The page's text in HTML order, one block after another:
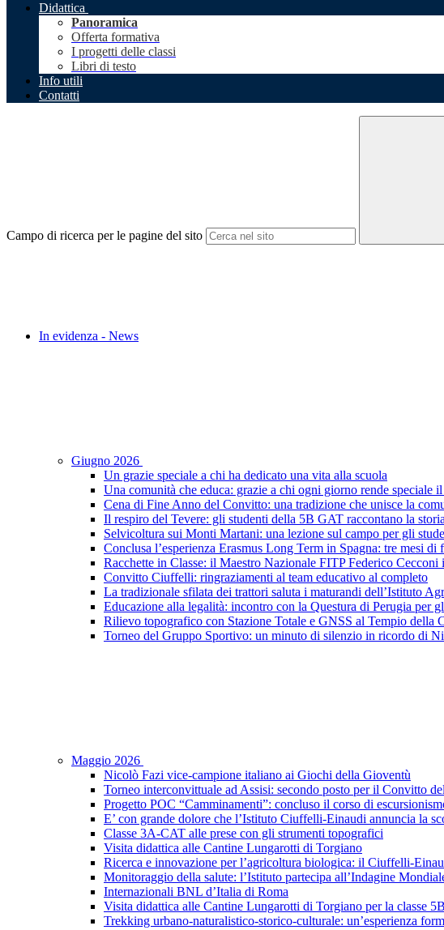
Didattica
Panoramica
Offerta formativa
I progetti delle classi
Libri di testo
Info utili
Contatti
Campo di ricerca per le pagine del sito
In evidenza - News
Giugno 2026
Un grazie speciale a chi ha dedicato una vita alla scuola
Una comunità che educa: grazie a chi ogni giorno rende speciale
Cena di Fine Anno del Convitto: una tradizione che unisce la
Il respiro del Tevere: gli studenti della 5B GAT raccontano la
Selvicoltura sui Monti Martani: una lezione sul campo per gli
Conclusa l’esperienza Erasmus Long Term in Spagna: tre mesi
Racchette in Classe: il Maestro Nazionale FITP Federico
Convitto Ciuffelli: ringraziamenti al team educativo al completo
La tradizionale sfilata dei trattori saluta i maturandi dell’Istituto
Educazione alla legalità: incontro con la Questura di Perugia per
Rilievo topografico con Stazione Totale e GNSS al Tempio della
Torneo del Gruppo Sportivo: un minuto di silenzio in ricordo di
Maggio 2026
Nicolò Fazi vice-campione italiano ai Giochi della Gioventù
Torneo interconvittuale ad Assisi: secondo posto per il Convitto
Progetto POC “Camminamenti”: concluso il corso di
E’ con grande dolore che l’Istituto Ciuffelli-Einaudi annuncia la
Classe 3A-CAT alle prese con gli strumenti topografici
Visita didattica alle Cantine Lungarotti di Torgiano
Ricerca e innovazione per l’agricoltura biologica: il Ciuffelli-
Monitoraggio della salute: l’Istituto partecipa all’Indagine
Internazionali BNL d’Italia di Roma
Visita didattica alle Cantine Lungarotti di Torgiano per la classe
Trekking urbano-naturalistico-storico-culturale: un’esperienza